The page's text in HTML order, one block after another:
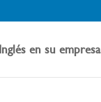
Inglés en su empresa